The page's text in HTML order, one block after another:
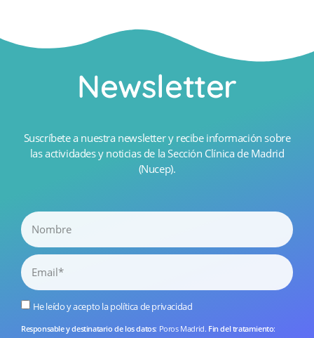
Newsletter
Suscríbete a nuestra newsletter y recibe información sobre
las actividades y noticias de la Sección Clínica de Madrid
(Nucep).
He leído y acepto lapolítica de privacidad
Responsable y destinatario de los datos: Poros Madrid. Fin del tratamiento: